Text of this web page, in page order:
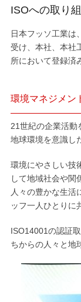
ISOへの取り
日本フッソ工業は
受け、本社、本社
所において登録済
環境マネジメン
21世紀の企業活動
地球環境を意識し
環境にやさしい技
して地域社会や関
人々の豊かな生活
ッフ一人ひとりに
ISO14001の認証
ちからの人々と地